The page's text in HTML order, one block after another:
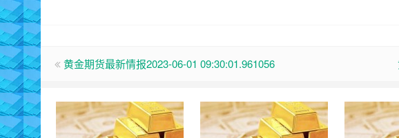
黄金期货最新情报2023-06-01 09:30:01.961056